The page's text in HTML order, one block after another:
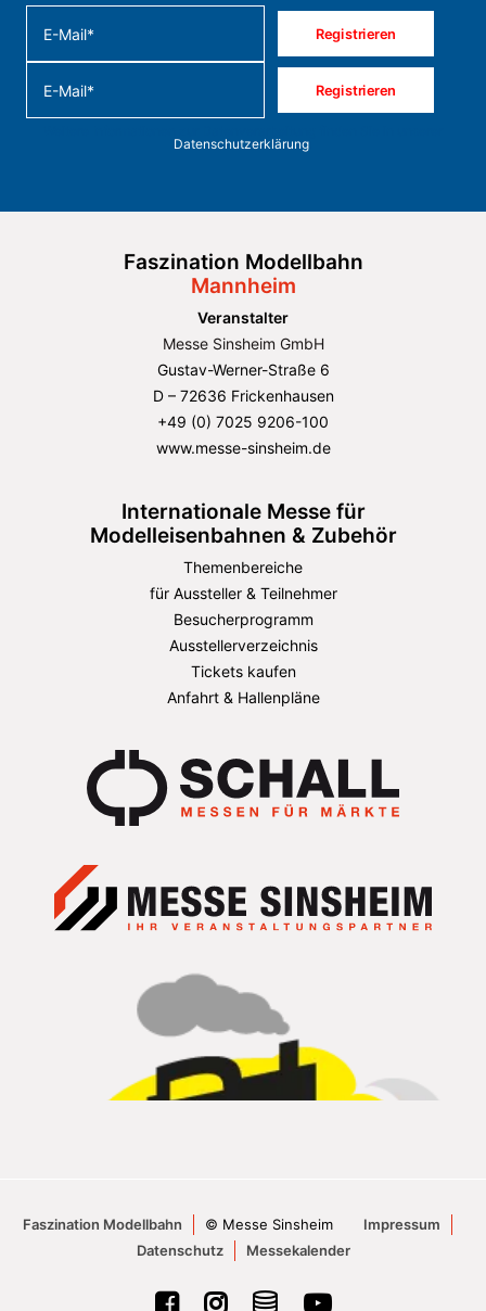
Registrieren
Registrieren
Datenschutzerklärung
Faszination Modellbahn
Mannheim
Veranstalter
Messe Sinsheim GmbH
Gustav-Werner-Straße 6
D – 72636 Frickenhausen
+49 (0) 7025 9206-100
www.messe-sinsheim.de
Internationale Messe für
Modelleisenbahnen & Zubehör
Themenbereiche
für Aussteller & Teilnehmer
Besucherprogramm
Ausstellerverzeichnis
Tickets kaufen
Anfahrt & Hallenpläne
Faszination Modellbahn © Messe Sinsheim
Impressum
Datenschutz
Messekalender